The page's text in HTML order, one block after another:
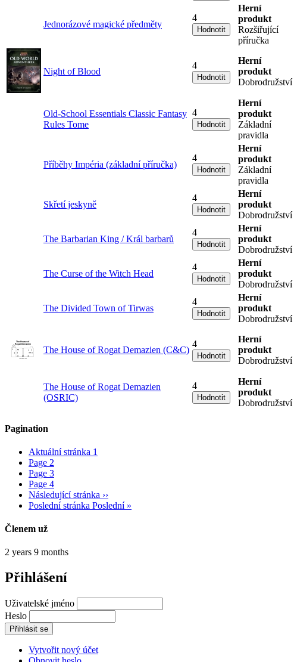
Jednorázové magické předměty
4
Herní
produkt
Rozšiřující
příručka
Night of Blood
4
Herní
produkt
Dobrodružství
Old-School Essentials Classic Fantasy
Rules Tome
4
Herní
produkt
Základní
pravidla
Příběhy Impéria (základní příručka)
4
Herní
produkt
Základní
pravidla
Skřetí jeskyně
4
Herní
produkt
Dobrodružství
The Barbarian King / Král barbarů
4
Herní
produkt
Dobrodružství
The Curse of the Witch Head
4
Herní
produkt
Dobrodružství
The Divided Town of Tirwas
4
Herní
produkt
Dobrodružství
The House of Rogat Demazien (C&C)
4
Herní
produkt
Dobrodružství
The House of Rogat Demazien
(OSRIC)
4
Herní
produkt
Dobrodružství
Pagination
Aktuální stránka 1
Page 2
Page 3
Page 4
Následující stránka ››
Poslední stránka Poslední »
Členem už
2 years 9 months
Přihlášení
Uživatelské jméno
Heslo
Vytvořit nový účet